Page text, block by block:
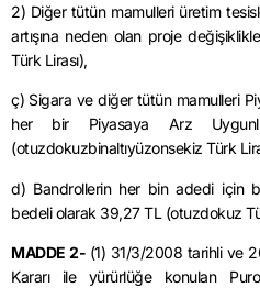
2) Diğer tütün mamulleri üretim
artışına neden olan proje
Türk Lirası),
ç) Sigara ve diğer tütün mamulleri
her bir Piyasaya Arz
(otuzdokuzbinaltıyüzonsekiz Türk
d) Bandrollerin her bin adedi için
bedeli olarak 39,27 TL (otuzdokuz
MADDE 2- (1) 31/3/2008 tarihli ve
Kararı ile yürürlüğe konulan